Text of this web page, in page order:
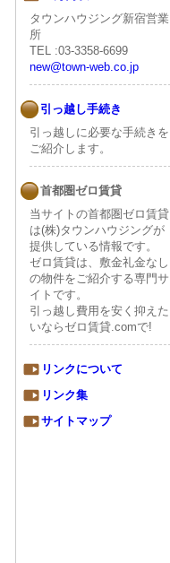
タウンハウジング新宿営業
所
TEL :03-3358-6699
new@town-web.co.jp
引っ越し手続き
引っ越しに必要な手続きを
ご紹介します。
首都圏ゼロ賃貸
当サイトの首都圏ゼロ賃貸
は(株)タウンハウジングが
提供している情報です。
ゼロ賃貸は、敷金礼金なし
の物件をご紹介する専門サ
イトです。
引っ越し費用を安く抑えた
いならゼロ賃貸.comで!
リンクについて
リンク集
サイトマップ